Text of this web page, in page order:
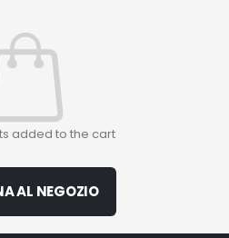
added to the cart
AL NEGOZIO